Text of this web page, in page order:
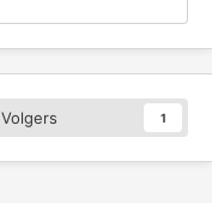
Volgers 1